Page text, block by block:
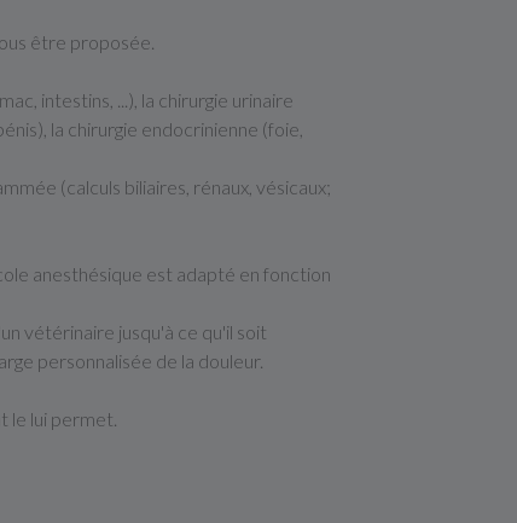
être proposée.
intestins, ...), la chirurgie urinaire
la chirurgie endocrinienne (foie,
(calculs biliaires, rénaux, vésicaux;
anesthésique est adapté en fonction
vétérinaire jusqu'à ce qu'il soit
personnalisée de la douleur.
le lui permet.